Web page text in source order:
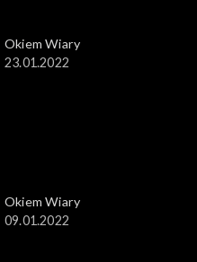
Okiem Wiary
23.01.2022
Okiem Wiary
09.01.2022